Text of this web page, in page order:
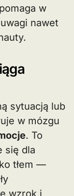
w
nawet
sytuacją lub
w mózgu
. To
się dla
tłem —
wzrok i